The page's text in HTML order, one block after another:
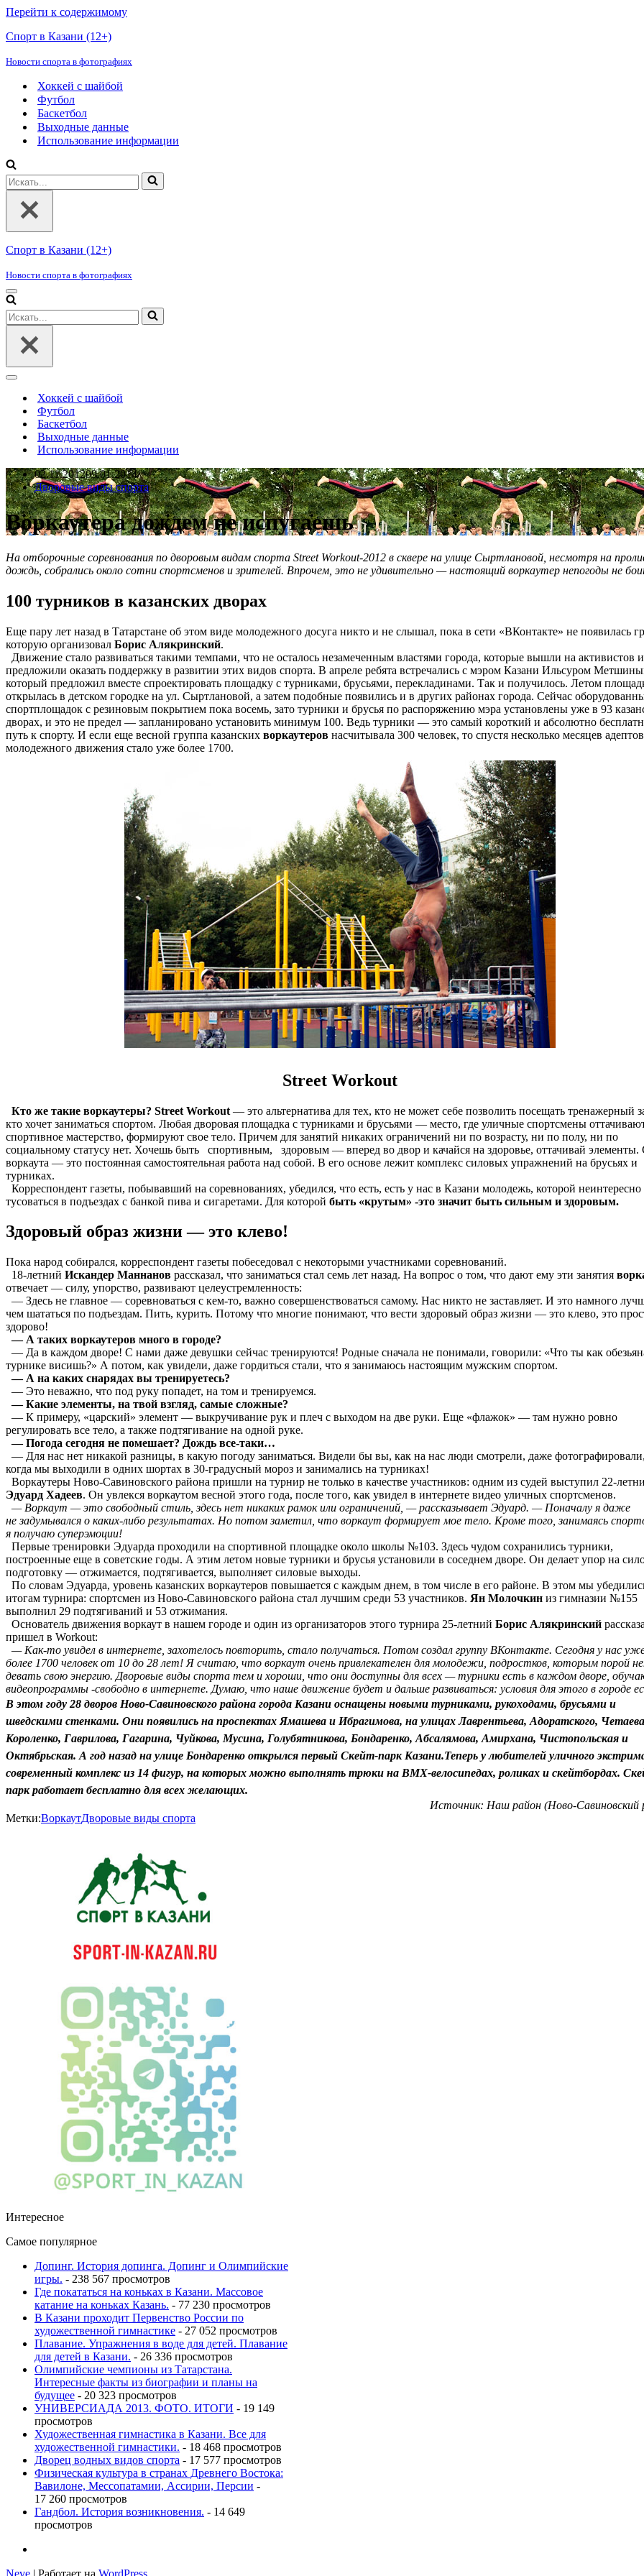
Перейти к содержимому
Спорт в Казани (12+)
Новости спорта в фотографиях
Хоккей с шайбой
Футбол
Баскетбол
Выходные данные
Использование информации
Искать...
Спорт в Казани (12+)
Новости спорта в фотографиях
Меню
навигации
Искать...
Меню
навигацииХоккей с шайбой
Футбол
Баскетбол
Выходные данные
Использование информации
02.11.201209.01.2014
Дворовые виды спорта
Воркаутера дождем не испугаешь
На отборочные соревнования по дворовым видам спорта Street Workout-2012 в сквере на улице Сыртлановой, несмотря на
дождь, собрались около сотни спортсменов и зрителей. Впрочем, это не удивительно — настоящий воркаутер непогоды не
100 турников в казанских дворах
Еще пару лет назад в Татарстане об этом виде молодежного досуга никто и не слышал, пока в сети «ВКонтакте» не появилась
которую организовал Борис Алякринский.
Движение стало развиваться такими темпами, что не осталось незамеченным властями города, которые вышли на активистов и
предложили оказать поддержку в развитии этих видов спорта. В апреле ребята встречались с мэром Казани Ильсуром
который предложил вместе спроектировать площадку с турниками, брусьями, перекладинами. Так и получилось. Летом
открылась в детском городке на ул. Сыртлановой, а затем подобные появились и в других районах города. Сейчас
спортплощадок с резиновым покрытием пока восемь, зато турники и брусья по распоряжению мэра установлены уже в 93
дворах, и это не предел — запланировано установить минимум 100. Ведь турники — это самый короткий и абсолютно
путь к спорту. И если еще весной группа казанских воркаутеров насчитывала 300 человек, то спустя несколько месяцев адептов
молодежного движения стало уже более 1700.
Street Workout
Кто же такие воркаутеры? Street Workout — это альтернатива для тех, кто не может себе позволить посещать тренажерный
кто хочет заниматься спортом. Любая дворовая площадка с турниками и брусьями — место, где уличные спортсмены
спортивное мастерство, формируют свое тело. Причем для занятий никаких ограничений ни по возрасту, ни по полу, ни по
социальному статусу нет. Хочешь быть спортивным, здоровым — вперед во двор и качайся на здоровье, оттачивай элементы.
воркаута — это постоянная самостоятельная работа над собой. В его основе лежит комплекс силовых упражнений на брусьях и
турниках.
Корреспондент газеты, побывавший на соревнованиях, убедился, что есть, есть у нас в Казани молодежь, которой неинтересно
тусоваться в подъездах с банкой пива и сигаретами. Для которой быть «крутым» -это значит быть сильным и здоровым.
Здоровый образ жизни — это клево!
Пока народ собирался, корреспондент газеты побеседовал с некоторыми участниками соревнований.
18-летний Искандер Маннанов рассказал, что заниматься стал семь лет назад. На вопрос о том, что дают ему эти занятия
отвечает — силу, упорство, развивают целеустремленность:
— Здесь не главное — соревноваться с кем-то, важно совершенствоваться самому. Нас никто не заставляет. И это намного
чем шататься по подъездам. Пить, курить. Потому что многие понимают, что вести здоровый образ жизни — это клево, это
здорово!
— А таких воркаутеров много в городе?
— Да в каждом дворе! С нами даже девушки сейчас тренируются! Родные сначала не понимали, говорили: «Что ты как
турнике висишь?» А потом, как увидели, даже гордиться стали, что я занимаюсь настоящим мужским спортом.
— А на каких снарядах вы тренируетесь?
— Это неважно, что под руку попадет, на том и тренируемся.
— Какие элементы, на твой взгляд, самые сложные?
— К примеру, «царский» элемент — выкручивание рук и плеч с выходом на две руки. Еще «флажок» — там нужно ровно
регулировать все тело, а также подтягивание на одной руке.
— Погода сегодня не помешает? Дождь все-таки…
— Для нас нет никакой разницы, в какую погоду заниматься. Видели бы вы, как на нас люди смотрели, даже фотографировали,
когда мы выходили в одних шортах в 30-градусный мороз и занимались на турниках!
Воркаутеры Ново-Савиновского района пришли на турнир не только в качестве участников: одним из судей выступил 22-
Эдуард Хадеев. Он увлекся воркаутом весной этого года, после того, как увидел в интернете видео уличных спортсменов.
— Воркаут — это свободный стиль, здесь нет никаких рамок или ограничений, — рассказывает Эдуард. — Поначалу я даже
не задумывался о каких-либо результатах. Но потом заметил, что воркаут формирует мое тело. Кроме того, занимаясь
я получаю суперэмоции!
Первые тренировки Эдуарда проходили на спортивной площадке около школы №103. Здесь чудом сохранились турники,
построенные еще в советские годы. А этим летом новые турники и брусья установили в соседнем дворе. Он делает упор на
подготовку — отжимается, подтягивается, выполняет силовые выходы.
По словам Эдуарда, уровень казанских воркаутеров повышается с каждым днем, в том числе в его районе. В этом мы
итогам турнира: спортсмен из Ново-Савиновского района стал лучшим среди 53 участников. Ян Молочкин из гимназии №155
выполнил 29 подтягиваний и 53 отжимания.
Основатель движения воркаут в нашем городе и один из организаторов этого турнира 25-летний Борис Алякринский
пришел в Workout:
— Как-то увидел в интернете, захотелось повторить, стало получаться. Потом создал группу ВКонтакте. Сегодня у нас
более 1700 человек от 10 до 28 лет! Я считаю, что воркаут очень привлекателен для молодежи, подростков, которым порой
девать свою энергию. Дворовые виды спорта тем и хороши, что они доступны для всех — турники есть в каждом дворе,
видеопрограммы -свободно в интернете. Думаю, что наше движение будет и дальше развиваться: условия для этого в городе
В этом году 28 дворов Ново-Савиновского района города Казани оснащены новыми турниками, рукоходами, брусьями и
шведскими стенками. Они появились на проспектах Ямашева и Ибрагимова, на улицах Лаврентьева, Адоратского,
Короленко, Гаврилова, Гагарина, Чуйкова, Мусина, Голубятникова, Бондаренко, Абсалямова, Амирхана, Чистопольская и
Октябрьская. А год назад на улице Бондаренко открылся первый Скейт-парк Казани.Теперь у любителей уличного
современный комплекс из 14 фигур, на которых можно выполнять трюки на ВМХ-велосипедах, роликах и скейтбордах.
парк работает бесплатно для всех желающих.
Источник: Наш район (Ново-Савиновский
Метки:ВоркаутДворовые виды спорта
Интересное
Самое популярное
Допинг. История допинга. Допинг и Олимпийские
игры. - 238 567 просмотров
Где покататься на коньках в Казани. Массовое
катание на коньках Казань. - 77 230 просмотров
В Казани проходит Первенство России по
художественной гимнастике - 27 052 просмотров
Плавание. Упражнения в воде для детей. Плавание
для детей в Казани. - 26 336 просмотров
Олимпийские чемпионы из Татарстана.
Интересные факты из биографии и планы на
будущее - 20 323 просмотров
УНИВЕРСИАДА 2013. ФОТО. ИТОГИ - 19 149
просмотров
Художественная гимнастика в Казани. Все для
художественной гимнастики. - 18 468 просмотров
Дворец водных видов спорта - 17 577 просмотров
Физическая культура в странах Древнего Востока:
Вавилоне, Мессопатамии, Ассирии, Персии -
17 260 просмотров
Гандбол. История возникновения. - 14 649
просмотров
Neve | Работает на WordPress